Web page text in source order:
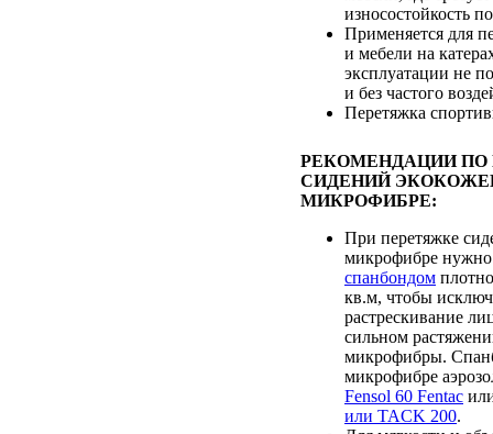
износостойкость
Применяется для
и мебели на
эксплуатации не
и без частого
Перетяжка
РЕКОМЕНДАЦИИ ПО
СИДЕНИЙ
МИКРОФИБРЕ:
При перетяжке
микрофибре нужно
спанбондом
кв.м, чтобы
растрескивание
сильном
микрофибры.
микрофибре
Fensol 60 Fentac
или TACK 200.